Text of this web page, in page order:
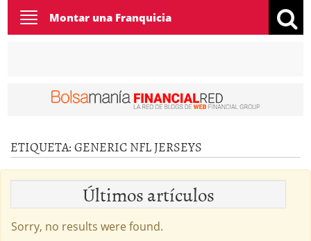
Toggle
navigation
Montar una Franquicia
ETIQUETA:GENERIC NFL JERSEYS
Últimos artículos
Sorry, no results were found.